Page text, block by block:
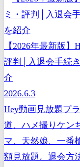
【2026年最新版
評判│入退会手続
介
2026.6.3
Hey動画見放題プ
道、ハメ撮りケン
マ、天然娘、一番
額見放題。退会方